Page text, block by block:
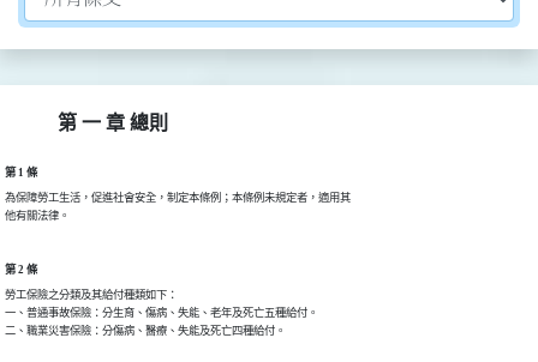
第 一 章 總則
第 1 條
為保障勞工生活，促進社會安全，制定本條例；本條例未規定者，適用其
他有關法律。
第 2 條
勞工保險之分類及其給付種類如下：
一、普通事故保險：分生育、傷病、失能、老年及死亡五種給付。
二、職業災害保險：分傷病、醫療、失能及死亡四種給付。